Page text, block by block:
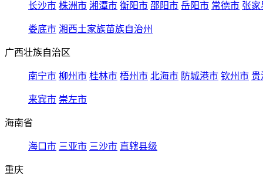
长沙市 株洲市 湘潭市 衡阳市 邵阳市 岳阳市 常德市 张家
娄底市 湘西土家族苗族自治州
广西壮族自治区
南宁市 柳州市 桂林市 梧州市 北海市 防城港市 钦州市 贵
来宾市 崇左市
海南省
海口市 三亚市 三沙市 直辖县级
重庆